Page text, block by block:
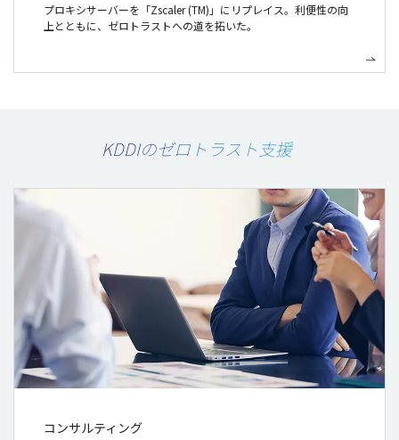
プロキシサーバーを「Zscaler (TM)」にリプレイス。利便性の向
上とともに、ゼロトラストへの道を拓いた。
KDDIのゼロトラスト支援
コンサルティング